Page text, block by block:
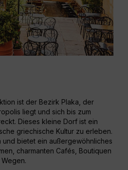
ist der Bezirk Plaka, der
liegt und sich bis zum
Dieses kleine Dorf ist ein
griechische Kultur zu erleben.
und bietet ein außergewöhnliches
charmanten Cafés, Boutiquen